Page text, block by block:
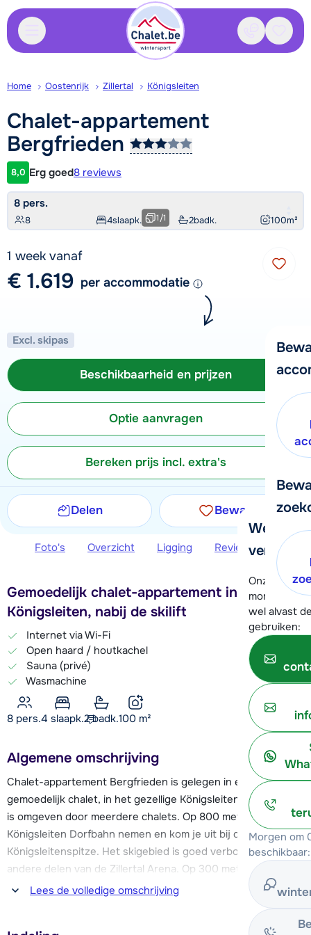
Contact
We
verder!
Onze
moment
wel alvast
gebruiken:
Morgen om
beschikbaar:
Home Oostenrijk Zillertal Königsleiten
Chalet-appartement
Bergfrieden
Klantwaardering
8,0 Erg goed8 reviews
8 pers.
8 4slaapk. 2badk. 100m²
1/1
1 week vanaf
€ 1.619 per accommodatie
Excl. skipas
Beschikbaarheid en prijzen
Optie aanvragen
Bereken prijs incl. extra's
Delen Bewaren
Foto's Overzicht Ligging Reviews
Gemoedelijk chalet-appartement in
Königsleiten, nabij de skilift
Internet via Wi-Fi
Open haard / houtkachel
Sauna (privé)
Wasmachine
8 pers.4 slaapk.2 badk.100 m²
Algemene omschrijving
Chalet-appartement Bergfrieden is gelegen in een
gemoedelijk chalet, in het gezellige Königsleiten. Het chalet
is omgeven door meerdere chalets. Op 800 meter kan je de
Königsleiten Dorfbahn nemen en kom je uit bij de
Königsleitenspitze. Het skigebied is goed verbonden met de
andere delen van de Zillertal Arena. Op 300 meter van
Bergfrieden kan je de skibus nemen.
In Königsleiten vind je allerlei voorzieningen, waaronder een
Lees de volledige omschrijving